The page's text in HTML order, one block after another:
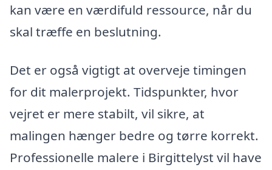
kan være en værdifuld ressource, når du
skal træffe en beslutning.
Det er også vigtigt at overveje timingen
for dit malerprojekt. Tidspunkter, hvor
vejret er mere stabilt, vil sikre, at
malingen hænger bedre og tørre korrekt.
Professionelle malere i Birgittelyst vil have